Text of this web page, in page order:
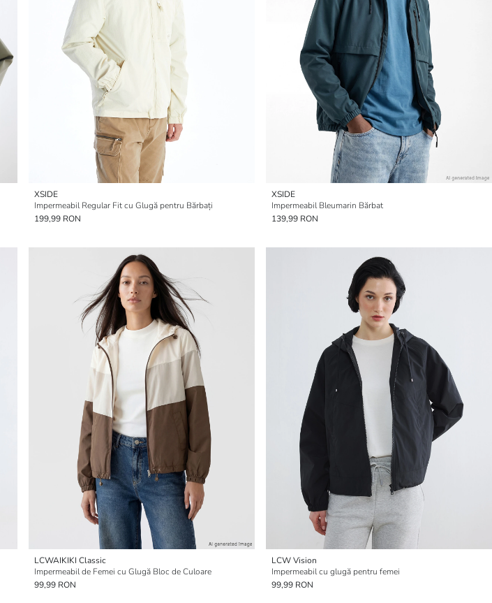
XSIDE
Impermeabil Regular Fit cu Glugă pentru Bărbați
199,99 RON
XSIDE
Impermeabil Bleumarin Bărbat
139,99 RON
LCWAIKIKI Classic
Impermeabil de Femei cu Glugă Bloc de Culoare
99,99 RON
LCW Vision
Impermeabil cu glugă pentru femei
99,99 RON